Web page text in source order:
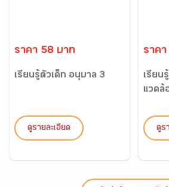
ราคา 58 บาท
เรียนรู้ตัวเด็ก อนุบาล 3
ดูรายละเอียด
ราค
เรียน
แวดล้
ดูร